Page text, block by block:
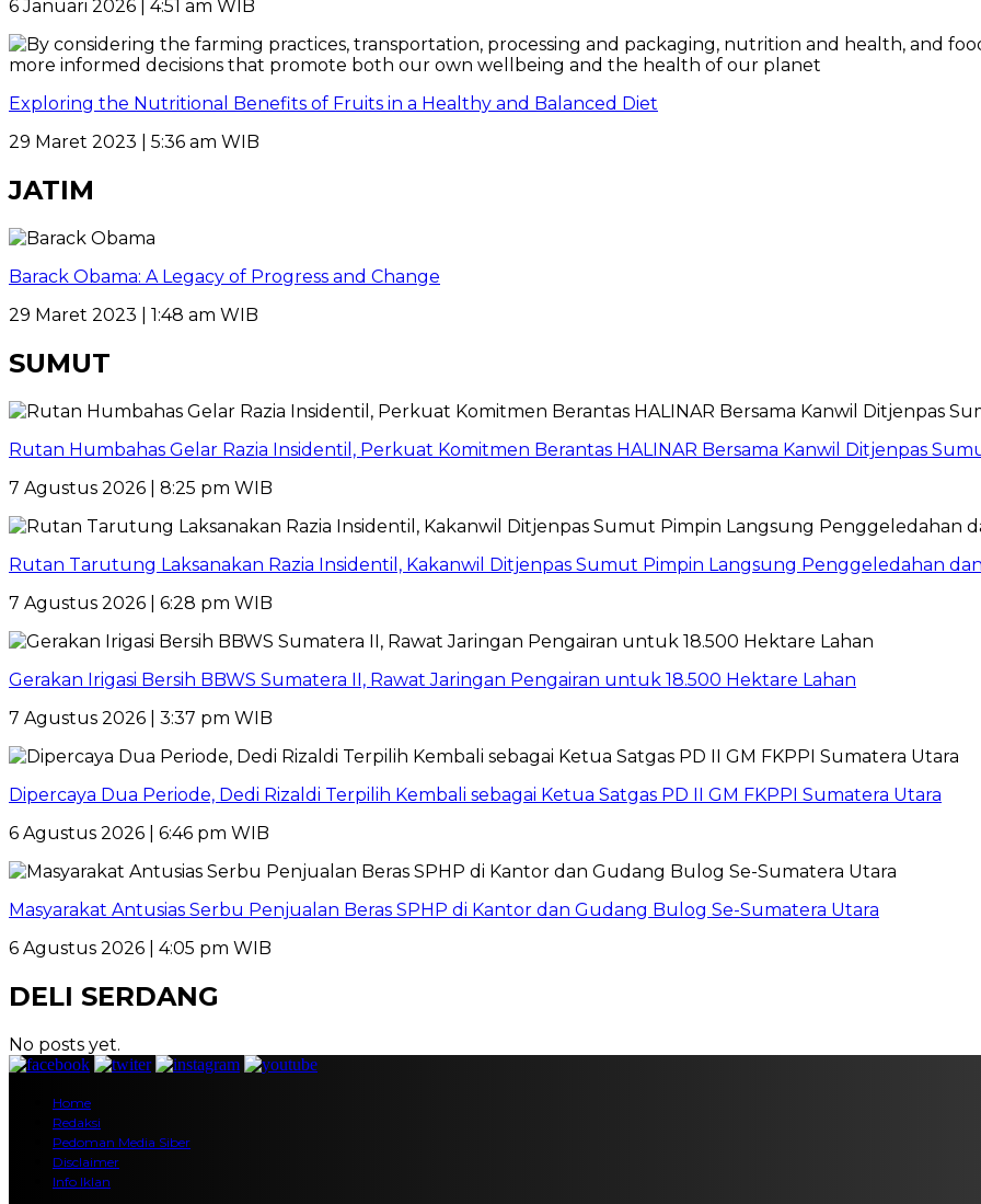
6 Januari 2026 | 4:51 am WIB
Exploring the Nutritional Benefits of Fruits in a Healthy and Balanced Diet
29 Maret 2023 | 5:36 am WIB
JATIM
Barack Obama: A Legacy of Progress and Change
29 Maret 2023 | 1:48 am WIB
SUMUT
Rutan Humbahas Gelar Razia Insidentil, Perkuat Komitmen Berantas HALINAR Bersama Kanwil Ditjenpas
7 Agustus 2026 | 8:25 pm WIB
Rutan Tarutung Laksanakan Razia Insidentil, Kakanwil Ditjenpas Sumut Pimpin Langsung Penggeledahan
7 Agustus 2026 | 6:28 pm WIB
Gerakan Irigasi Bersih BBWS Sumatera II, Rawat Jaringan Pengairan untuk 18.500 Hektare Lahan
7 Agustus 2026 | 3:37 pm WIB
Dipercaya Dua Periode, Dedi Rizaldi Terpilih Kembali sebagai Ketua Satgas PD II GM FKPPI Sumatera Utara
6 Agustus 2026 | 6:46 pm WIB
Masyarakat Antusias Serbu Penjualan Beras SPHP di Kantor dan Gudang Bulog Se-Sumatera Utara
6 Agustus 2026 | 4:05 pm WIB
DELI SERDANG
No posts yet.
Home
Redaksi
Pedoman Media Siber
Disclaimer
Info Iklan